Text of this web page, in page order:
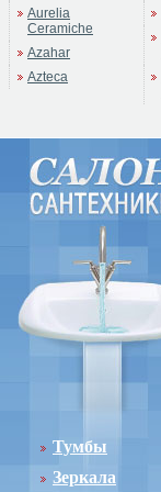
Aurelia
Ceramiche
Azahar
Azteca
Тумбы
Зеркала